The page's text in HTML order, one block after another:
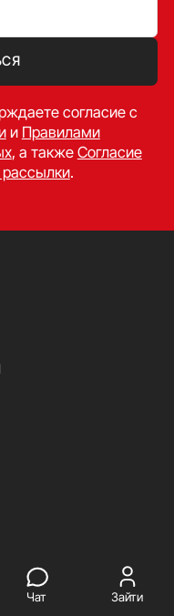
согласие c
и Правилами
, а также Согласие
.
Чат Зайти